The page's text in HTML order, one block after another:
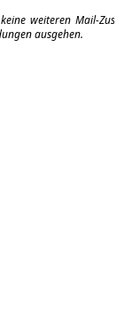
weiteren Mail-
ausgehen.